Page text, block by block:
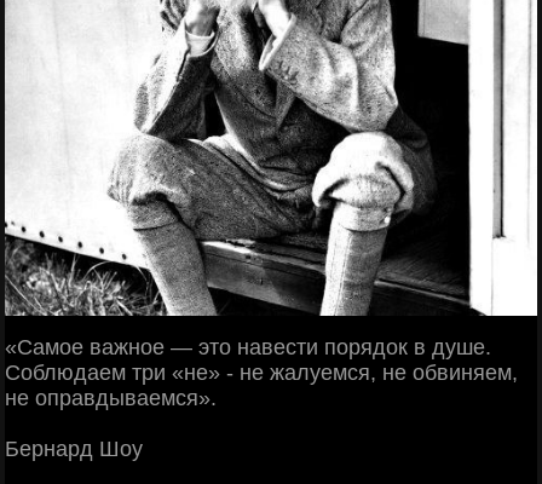
«Сaмое важное — это нaвести порядок в душе.
Соблюдаем три «не» - не жалуемся, не обвиняем,
не оправдываемся».
Бeрнард Шоу